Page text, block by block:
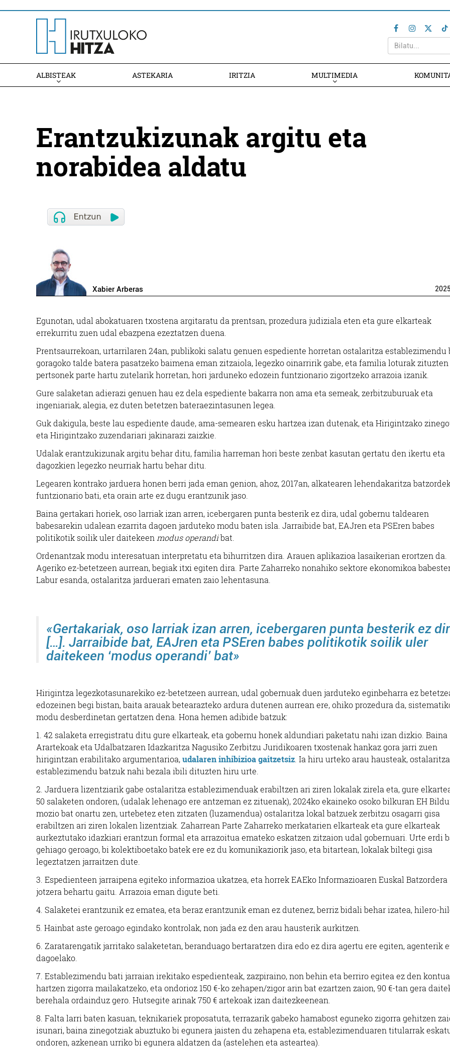
ALBISTEAK ASTEKARIA IRITZIA MULTIMEDIA
Erantzukizunak argitu eta
norabidea aldatu
Xabier Arberas 2025
Egunotan, udal abokatuaren txostena argitaratu da prentsan, prozedura judiziala eten eta gure elkarteak
errekurritu zuen udal ebazpena ezeztatzen duena.
Prentsaurrekoan, urtarrilaren 24an, publikoki salatu genuen espediente horretan ostalaritza establezimendu
goragoko talde batera pasatzeko baimena eman zitzaiola, legezko oinarririk gabe, eta familia loturak zituzten
pertsonek parte hartu zutelarik horretan, hori jarduneko edozein funtzionario zigortzeko arrazoia izanik.
Gure salaketan adierazi genuen hau ez dela espediente bakarra non ama eta semeak, zerbitzuburuak eta
ingeniariak, alegia, ez duten betetzen bateraezintasunen legea.
Guk dakigula, beste lau espediente daude, ama-semearen esku hartzea izan dutenak, eta Hirigintzako
eta Hirigintzako zuzendariari jakinarazi zaizkie.
Udalak erantzukizunak argitu behar ditu, familia harreman hori beste zenbat kasutan gertatu den ikertu eta
dagozkien legezko neurriak hartu behar ditu.
Legearen kontrako jarduera honen berri jada eman genion, ahoz, 2017an, alkatearen lehendakaritza
funtzionario bati, eta orain arte ez dugu erantzunik jaso.
Baina gertakari horiek, oso larriak izan arren, icebergaren punta besterik ez dira, udal gobernu taldearen
babesarekin udalean ezarrita dagoen jarduteko modu baten isla. Jarraibide bat, EAJren eta PSEren babes
politikotik soilik uler daitekeen modus operandibat.
Ordenantzak modu interesatuan interpretatu eta bihurritzen dira. Arauen aplikazioa lasaikerian erortzen da.
Ageriko ez-betetzeen aurrean, begiak itxi egiten dira. Parte Zaharreko nonahiko sektore ekonomikoa
Labur esanda, ostalaritza jarduerari ematen zaio lehentasuna.
«Gertakariak, oso larriak izan arren, icebergaren punta besterik ez
[…]. Jarraibide bat, EAJren eta PSEren babes politikotik soilik uler
daitekeen ‘modus operandi’ bat»
Hirigintza legezkotasunarekiko ez-betetzeen aurrean, udal gobernuak duen jarduteko eginbeharra ez
edozeinen begi bistan, baita arauak betearazteko ardura dutenen aurrean ere, ohiko prozedura da,
modu desberdinetan gertatzen dena. Hona hemen adibide batzuk:
1. 42 salaketa erregistratu ditu gure elkarteak, eta gobernu honek aldundiari paketatu nahi izan dizkio. Baina
Arartekoak eta Udalbatzaren Idazkaritza Nagusiko Zerbitzu Juridikoaren txostenak hankaz gora jarri zuen
hirigintzan erabilitako argumentarioa,udalaren inhibizioa gaitzetsiz . Ia hiru urteko arau hausteak, ostalaritza
establezimendu batzuk nahi bezala ibili dituzten hiru urte.
2. Jarduera lizentziarik gabe ostalaritza establezimenduak erabiltzen ari ziren lokalak zirela eta, gure
50 salaketen ondoren, (udalak lehenago ere antzeman ez zituenak), 2024ko ekaineko osoko bilkuran EH
mozio bat onartu zen, urtebetez eten zitzaten (luzamendua) ostalaritza lokal batzuek zerbitzu osagarri gisa
erabiltzen ari ziren lokalen lizentziak. Zaharrean Parte Zaharreko merkatarien elkarteak eta gure elkarteak
aurkeztutako idazkiari erantzun formal eta arrazoitua emateko eskatzen zitzaion udal gobernuari. Urte erdi
gehiago geroago, bi kolektiboetako batek ere ez du komunikaziorik jaso, eta bitartean, lokalak biltegi gisa
legeztatzen jarraitzen dute.
3. Espedienteen jarraipena egiteko informazioa ukatzea, eta horrek EAEko Informazioaren Euskal Batzordera
jotzera behartu gaitu. Arrazoia eman digute beti.
4. Salaketei erantzunik ez ematea, eta beraz erantzunik eman ez dutenez, berriz bidali behar izatea, hilero-
5. Hainbat aste geroago egindako kontrolak, non jada ez den arau hausterik aurkitzen.
6. Zaratarengatik jarritako salaketetan, beranduago bertaratzen dira edo ez dira agertu ere egiten, agenterik
dagoelako.
7. Establezimendu bati jarraian irekitako espedienteak, zazpiraino, non behin eta berriro egitea ez den
hartzen zigorra mailakatzeko, eta ondorioz 150 €-ko zehapen/zigor arin bat ezartzen zaion, 90 €-tan gera
berehala ordainduz gero. Hutsegite arinak 750 € artekoak izan daitezkeenean.
8. Falta larri baten kasuan, teknikariek proposatuta, terrazarik gabeko hamabost eguneko zigorra gehitzen
isunari, baina zinegotziak abuztuko bi egunera jaisten du zehapena eta, establezimenduaren titularrak
ondoren, azkenean urriko bi egunera aldatzen da (astelehen eta asteartea).